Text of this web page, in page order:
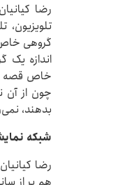
رضا
گروهی
اندازه
خاص قصه
چون از آن
بدهند،
‌شبکه
رضا